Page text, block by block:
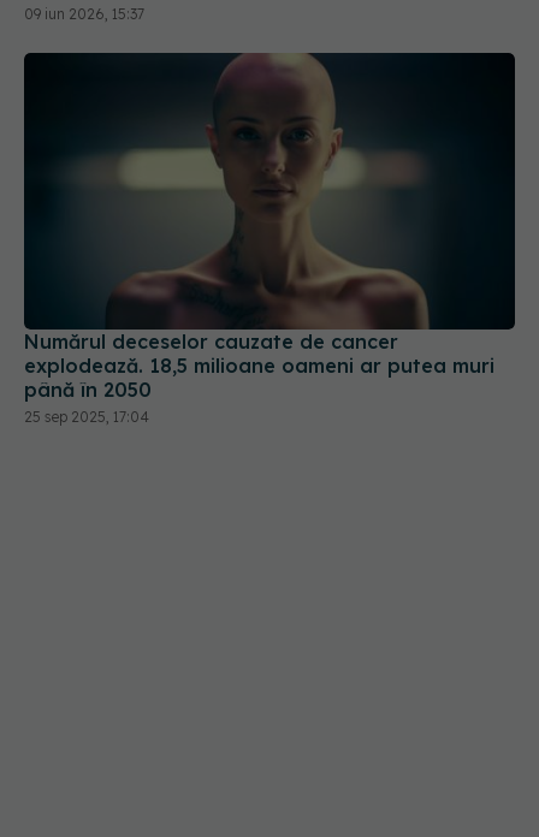
09 iun 2026, 15:37
Numărul deceselor cauzate de cancer
explodează. 18,5 milioane oameni ar putea muri
până în 2050
25 sep 2025, 17:04